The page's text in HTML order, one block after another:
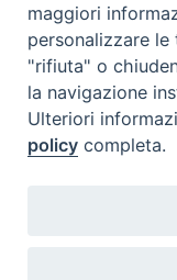
10
11
17
18
24 25
31 1
maggiori
personalizzare
"rifiuta" o
la navigazione
Ulteriori
policy completa.